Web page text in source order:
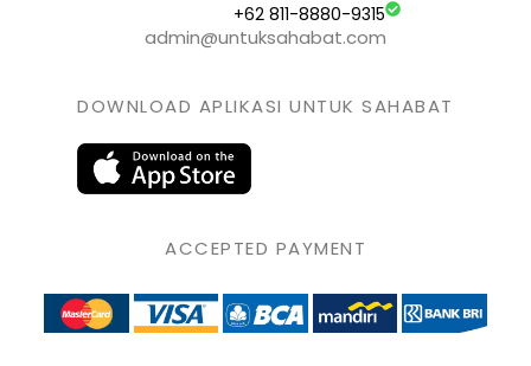
+62 811-8880-9315
admin@untuksahabat.com
DOWNLOAD APLIKASI UNTUK SAHABAT
ACCEPTED PAYMENT